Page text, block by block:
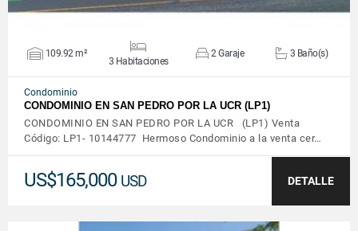
109.92 m²
3 Habitaciones
2 Garaje 3 Baño(s)
Condominio
CONDOMINIO EN SAN PEDRO POR LA UCR (LP1)
CONDOMINIO EN SAN PEDRO POR LA UCR (LP1) Venta
Código: LP1- 10144777 Hermoso Condominio a la venta cer…
US$165,000 USD DETALLE